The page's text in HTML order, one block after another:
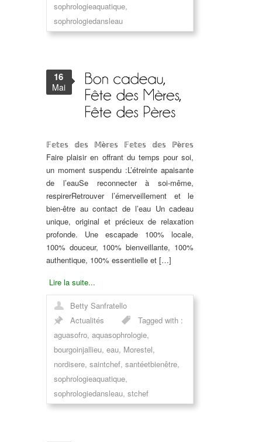
sophrologieaquatique,
sophrologiedansleau
16
Mai
𝔽𝕖𝕥𝕖𝕤 𝕕𝕖𝕤 𝕄è𝕣𝕖𝕤 𝔽𝕖𝕥𝕖𝕤 𝕕𝕖𝕤 ℙè𝕣𝕖𝕤
Faire plaisir en offrant du temps pour soi,
un moment suspendu :L’étreinte apaisante
de l’eauSe reconnecter à soi-même,
respirerRetrouver l’émerveillement et le
bien-être au contact de l’eau Un cadeau
unique, original et précieux de relaxation
profonde. Une escapade 100% locale,
100% douceur, 100% bienveillante, 100%
authentique, 100% essentielle et […]
Lire la suite...
Betty Sanfratello
Actualités
Tagged with :
aguasofro, aquasophrologie,
bourgoinjallieu, eau, Morestel,
nordisere, saintchef, santéetbienêtre,
sophrologieaquatique,
sophrologiedansleau, stchef